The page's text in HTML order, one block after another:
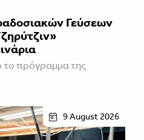
Γεύσεων
το πρόγραμμα της
9 August 2026